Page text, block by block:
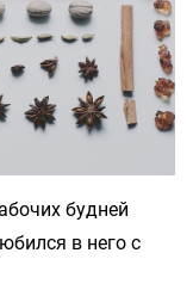
будней
в него с